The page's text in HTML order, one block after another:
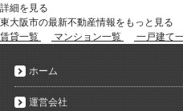
詳細を見る
東大阪市の最新不動産情報をもっと見る
賃貸一覧
マンション一覧 一戸建て
ホーム
運営会社